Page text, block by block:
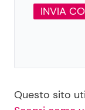
Questo sito